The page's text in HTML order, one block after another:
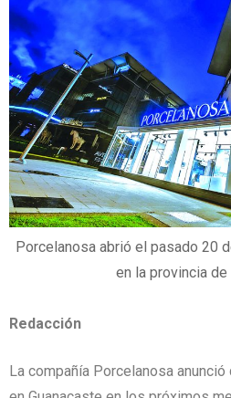
Porcelanosa abrió el pasado 20
en la provincia de
Redacción
La compañía Porcelanosa